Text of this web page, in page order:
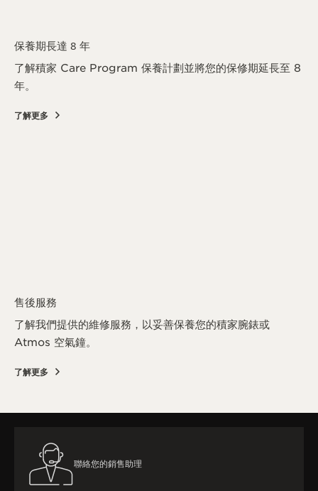
保養期長達 8 年
了解積家 Care Program 保養計劃並將您的保修期延長至 8
年。
了解更多
售後服務
了解我們提供的維修服務，以妥善保養您的積家腕錶或
Atmos 空氣鐘。
了解更多
聯絡您的銷售助理